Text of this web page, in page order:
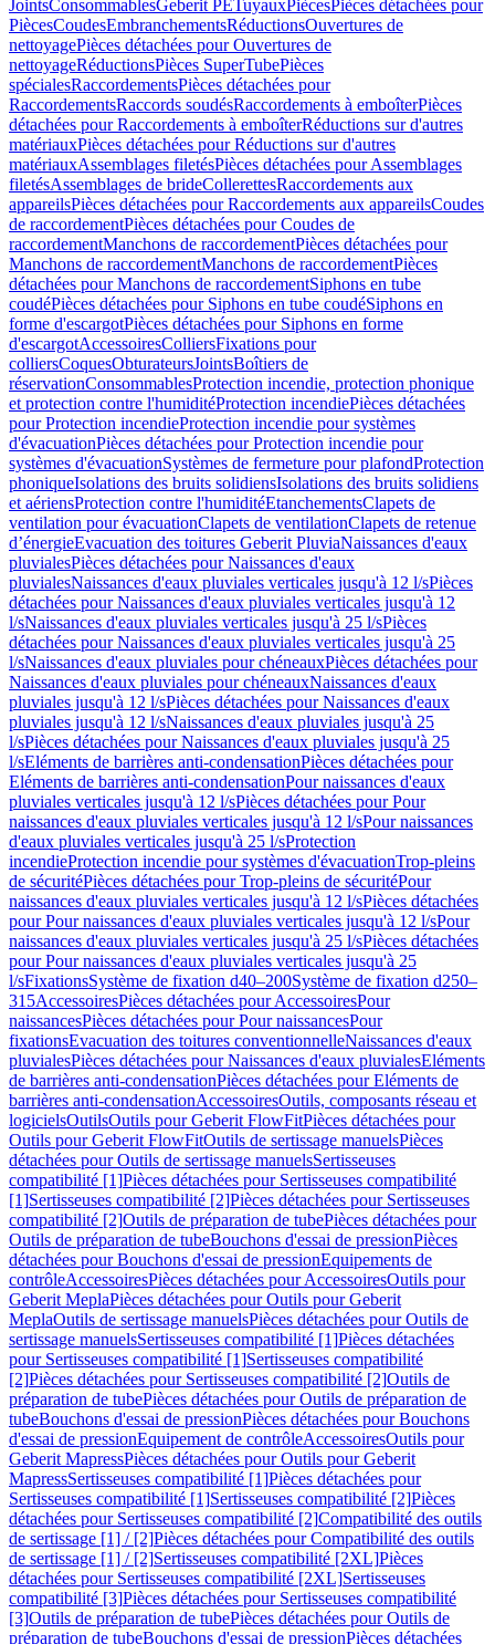
JointsConsommablesGeberit PETuyauxPiècesPièces détachées pour
PiècesCoudesEmbranchementsRéductionsOuvertures de
nettoyagePièces détachées pour Ouvertures de
nettoyageRéductionsPièces SuperTubePièces
spécialesRaccordementsPièces détachées pour
RaccordementsRaccords soudésRaccordements à emboîterPièces
détachées pour Raccordements à emboîterRéductions sur d'autres
matériauxPièces détachées pour Réductions sur d'autres
matériauxAssemblages filetésPièces détachées pour Assemblages
filetésAssemblages de brideCollerettesRaccordements aux
appareilsPièces détachées pour Raccordements aux appareilsCoudes
de raccordementPièces détachées pour Coudes de
raccordementManchons de raccordementPièces détachées pour
Manchons de raccordementManchons de raccordementPièces
détachées pour Manchons de raccordementSiphons en tube
coudéPièces détachées pour Siphons en tube coudéSiphons en
forme d'escargotPièces détachées pour Siphons en forme
d'escargotAccessoiresColliersFixations pour
colliersCoquesObturateursJointsBoîtiers de
réservationConsommablesProtection incendie, protection phonique
et protection contre l'humiditéProtection incendiePièces détachées
pour Protection incendieProtection incendie pour systèmes
d'évacuationPièces détachées pour Protection incendie pour
systèmes d'évacuationSystèmes de fermeture pour plafondProtection
phoniqueIsolations des bruits solidiensIsolations des bruits solidiens
et aériensProtection contre l'humiditéEtanchementsClapets de
ventilation pour évacuationClapets de ventilationClapets de retenue
d’énergieEvacuation des toitures Geberit PluviaNaissances d'eaux
pluvialesPièces détachées pour Naissances d'eaux
pluvialesNaissances d'eaux pluviales verticales jusqu'à 12 l/sPièces
détachées pour Naissances d'eaux pluviales verticales jusqu'à 12
l/sNaissances d'eaux pluviales verticales jusqu'à 25 l/sPièces
détachées pour Naissances d'eaux pluviales verticales jusqu'à 25
l/sNaissances d'eaux pluviales pour chéneauxPièces détachées pour
Naissances d'eaux pluviales pour chéneauxNaissances d'eaux
pluviales jusqu'à 12 l/sPièces détachées pour Naissances d'eaux
pluviales jusqu'à 12 l/sNaissances d'eaux pluviales jusqu'à 25
l/sPièces détachées pour Naissances d'eaux pluviales jusqu'à 25
l/sEléments de barrières anti-condensationPièces détachées pour
Eléments de barrières anti-condensationPour naissances d'eaux
pluviales verticales jusqu'à 12 l/sPièces détachées pour Pour
naissances d'eaux pluviales verticales jusqu'à 12 l/sPour naissances
d'eaux pluviales verticales jusqu'à 25 l/sProtection
incendieProtection incendie pour systèmes d'évacuationTrop-pleins
de sécuritéPièces détachées pour Trop-pleins de sécuritéPour
naissances d'eaux pluviales verticales jusqu'à 12 l/sPièces détachées
pour Pour naissances d'eaux pluviales verticales jusqu'à 12 l/sPour
naissances d'eaux pluviales verticales jusqu'à 25 l/sPièces détachées
pour Pour naissances d'eaux pluviales verticales jusqu'à 25
l/sFixationsSystème de fixation d40–200Système de fixation d250–
315AccessoiresPièces détachées pour AccessoiresPour
naissancesPièces détachées pour Pour naissancesPour
fixationsEvacuation des toitures conventionnelleNaissances d'eaux
pluvialesPièces détachées pour Naissances d'eaux pluvialesEléments
de barrières anti-condensationPièces détachées pour Eléments de
barrières anti-condensationAccessoiresOutils, composants réseau et
logicielsOutilsOutils pour Geberit FlowFitPièces détachées pour
Outils pour Geberit FlowFitOutils de sertissage manuelsPièces
détachées pour Outils de sertissage manuelsSertisseuses
compatibilité [1]Pièces détachées pour Sertisseuses compatibilité
[1]Sertisseuses compatibilité [2]Pièces détachées pour Sertisseuses
compatibilité [2]Outils de préparation de tubePièces détachées pour
Outils de préparation de tubeBouchons d'essai de pressionPièces
détachées pour Bouchons d'essai de pressionEquipements de
contrôleAccessoiresPièces détachées pour AccessoiresOutils pour
Geberit MeplaPièces détachées pour Outils pour Geberit
MeplaOutils de sertissage manuelsPièces détachées pour Outils de
sertissage manuelsSertisseuses compatibilité [1]Pièces détachées
pour Sertisseuses compatibilité [1]Sertisseuses compatibilité
[2]Pièces détachées pour Sertisseuses compatibilité [2]Outils de
préparation de tubePièces détachées pour Outils de préparation de
tubeBouchons d'essai de pressionPièces détachées pour Bouchons
d'essai de pressionEquipement de contrôleAccessoiresOutils pour
Geberit MapressPièces détachées pour Outils pour Geberit
MapressSertisseuses compatibilité [1]Pièces détachées pour
Sertisseuses compatibilité [1]Sertisseuses compatibilité [2]Pièces
détachées pour Sertisseuses compatibilité [2]Compatibilité des outils
de sertissage [1] / [2]Pièces détachées pour Compatibilité des outils
de sertissage [1] / [2]Sertisseuses compatibilité [2XL]Pièces
détachées pour Sertisseuses compatibilité [2XL]Sertisseuses
compatibilité [3]Pièces détachées pour Sertisseuses compatibilité
[3]Outils de préparation de tubePièces détachées pour Outils de
préparation de tubeBouchons d'essai de pressionPièces détachées